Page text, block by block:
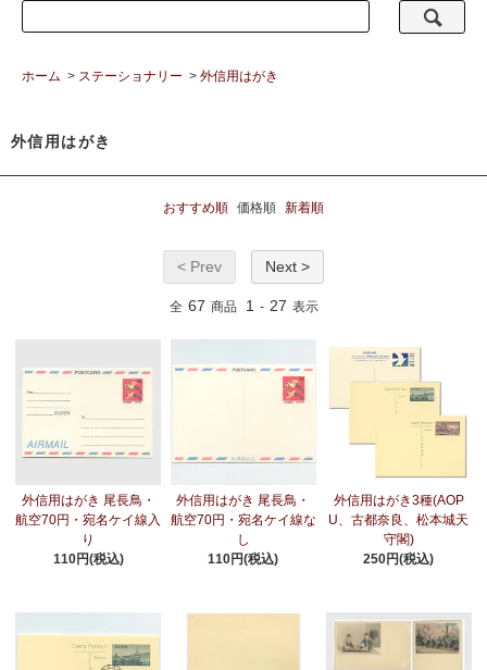
ホーム > ステーショナリー > 外信用はがき
外信用はがき
おすすめ順 価格順 新着順
< Prev Next >
全 67 商品 1 - 27 表示
外信用はがき 尾長鳥・
航空70円・宛名ケイ線入
り
110円(税込)
外信用はがき 尾長鳥・
航空70円・宛名ケイ線な
し
110円(税込)
外信用はがき3種(AOP
U、古都奈良、松本城天
守閣)
250円(税込)